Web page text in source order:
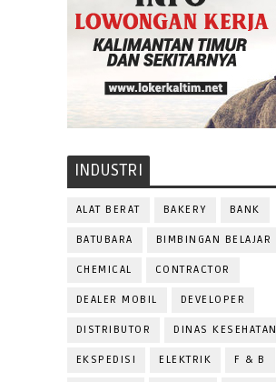
INDUSTRI
ALAT BERAT BAKERY BANK
BATUBARA BIMBINGAN BELAJAR
CHEMICAL CONTRACTOR
DEALER MOBIL DEVELOPER
DISTRIBUTOR DINAS KESEHATAN
EKSPEDISI ELEKTRIK F & B